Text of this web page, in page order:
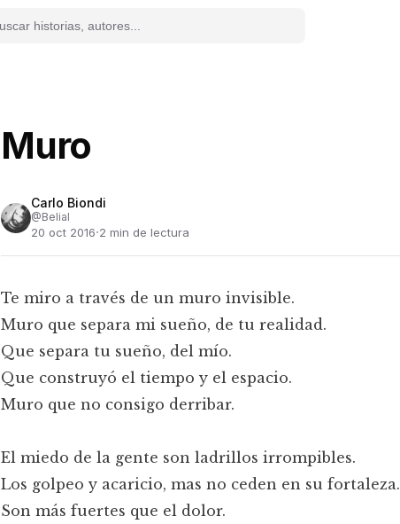
Muro
Carlo Biondi
@Belial
20 oct 2016·2 min de lectura
Te miro a través de un muro invisible.
Muro que separa mi sueño, de tu realidad.
Que separa tu sueño, del mío.
Que construyó el tiempo y el espacio.
Muro que no consigo derribar.
El miedo de la gente son ladrillos irrompibles.
Los golpeo y acaricio, mas no ceden en su fortaleza.
Son más fuertes que el dolor.